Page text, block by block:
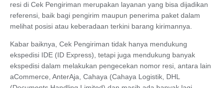
resi di Cek Pengiriman merupakan layanan yang bisa dijadikan
referensi, baik bagi pengirim maupun penerima paket dalam
melihat posisi atau keberadaan terkini barang kirimannya.
Kabar baiknya, Cek Pengiriman tidak hanya mendukung
ekspedisi IDE (ID Express), tetapi juga mendukung banyak
ekspedisi dalam melakukan pengecekan nomor resi, antara lain
aCommerce, AnterAja, Cahaya (Cahaya Logistik, DHL